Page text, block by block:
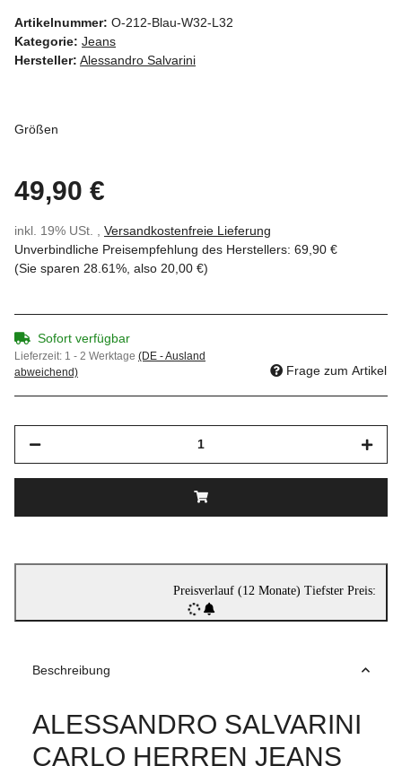
Artikelnummer: O-212-Blau-W32-L32
Kategorie: Jeans
Hersteller: Alessandro Salvarini
Größen
49,90 €
inkl. 19% USt. , Versandkostenfreie Lieferung
Unverbindliche Preisempfehlung des Herstellers: 69,90 €
(Sie sparen 28.61% , also 20,00 €)
Sofort verfügbar
Lieferzeit: 1 - 2 Werktage (DE - Ausland
abweichend)
Frage zum Artikel
Preisverlauf (12 Monate)
Beschreibung
ALESSANDRO SALVARINI
CARLO HERREN JEANS